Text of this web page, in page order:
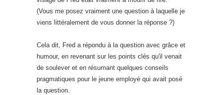
(Vous me posez vraiment une question à laquelle je
viens littéralement de vous donner la réponse ?)
Cela dit, Fred a répondu à la question avec grâce et
humour, en revenant sur les points clés qu'il venait
de soulever et en résumant quelques conseils
pragmatiques pour le jeune employé qui avait posé
la question.